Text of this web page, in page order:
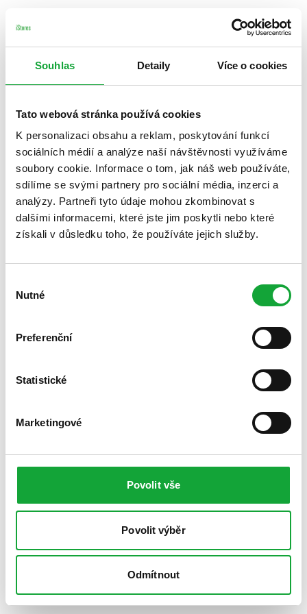
Souhlas Detaily Více o cookies
Tato webová stránka používá cookies
K personalizaci obsahu a reklam, poskytování funkcí
sociálních médií a analýze naší návštěvnosti využíváme
soubory cookie. Informace o tom, jak náš web používáte,
sdílíme se svými partnery pro sociální média, inzerci a
analýzy. Partneři tyto údaje mohou zkombinovat s
dalšími informacemi, které jste jim poskytli nebo které
získali v důsledku toho, že používáte jejich služby.
souhlasu
Nutné
Preferenční
Statistické
Marketingové
Povolit vše
Povolit výběr
Odmítnout